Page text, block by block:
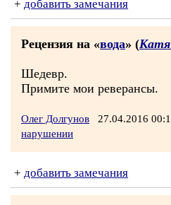
+ добавить замечания
Рецензия на «вода» (
Шедевр.
Примите мои реверансы.
Олег Долгунов 27.04.2016
нарушении
+ добавить замечания